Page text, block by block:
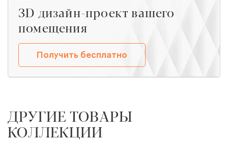
ЗD дизайн-проект вашего
помещения
Получить бесплатно
ДРУГИЕ ТОВАРЫ
КОЛЛЕКЦИИ